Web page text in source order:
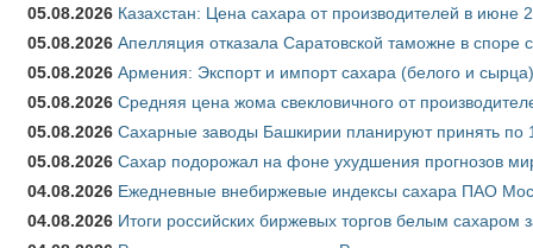
05.08.2026 Казахстан: Цена сахара от производителей в июне
05.08.2026 Апелляция отказала Саратовской таможне в
05.08.2026 Армения: Экспорт и импорт сахара (белого и
05.08.2026 Средняя цена жома свекловичного от
05.08.2026 Сахарные заводы Башкирии планируют принять по
05.08.2026 Сахар подорожал на фоне ухудшения прогнозов
04.08.2026 Ежедневные внебиржевые индексы сахара ПАО
04.08.2026 Итоги российских биржевых торгов белым сахаром